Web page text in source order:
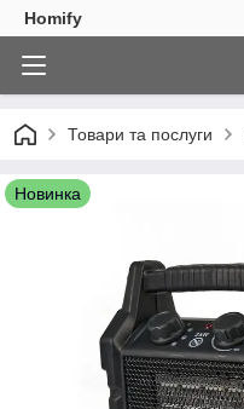
Homify
Товари та послуги
Новинка